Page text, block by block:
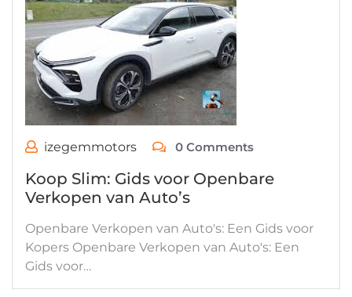
izegemmotors 0 Comments
Koop Slim: Gids voor Openbare
Verkopen van Auto’s
Openbare Verkopen van Auto's: Een Gids voor
Kopers Openbare Verkopen van Auto's: Een
Gids voor…